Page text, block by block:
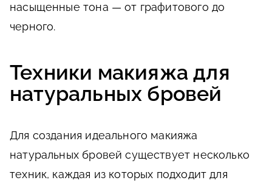
насыщенные тона — от графитового до
черного.
Техники макияжа для
натуральных бровей
Для создания идеального макияжа
натуральных бровей существует несколько
техник, каждая из которых подходит для